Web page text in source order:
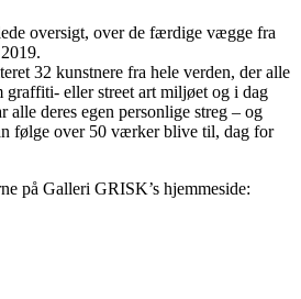
oversigt, over de færdige vægge fra
32 kunstnere fra hele verden, der alle
graffiti- eller street art miljøet og i dag
alle deres egen personlige streg – og
følge over 50 værker blive til, dag for
på Galleri GRISK’s hjemmeside: